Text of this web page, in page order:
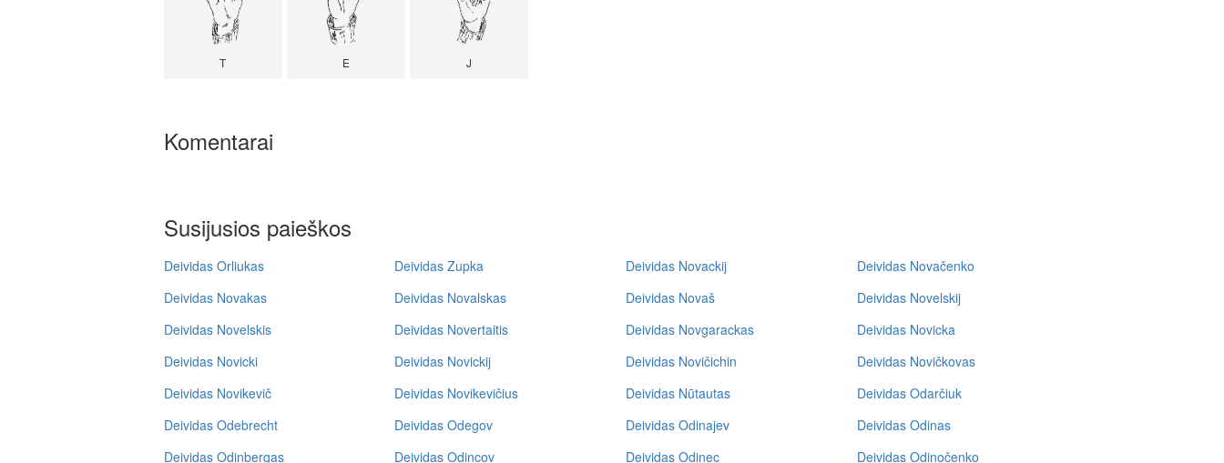
T E J
Komentarai
Susijusios paieškos
Deividas Orliukas Deividas Zupka Deividas Novackij
Deividas Novačenko
Deividas Novakas
Deividas Novalskas Deividas Novaš
Deividas Novelskij
Deividas Novelskis
Deividas Novertaitis Deividas Novgarackas
Deividas Novicka
Deividas Novicki
Deividas Novickij Deividas Novičichin
Deividas Novičkovas
Deividas Novikevič
Deividas Novikevičius Deividas Nūtautas
Deividas Odarčiuk
Deividas Odebrecht
Deividas Odegov Deividas Odinajev
Deividas Odinas
Deividas Odinbergas
Deividas Odincov Deividas Odinec Deividas Odinočenko